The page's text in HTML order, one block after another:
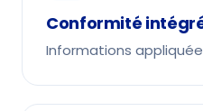
Conformité
Informations